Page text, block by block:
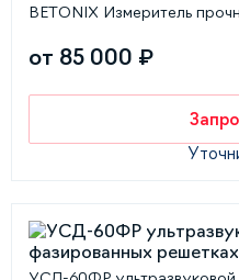
BETONIX Измеритель
от 85 000 ₽